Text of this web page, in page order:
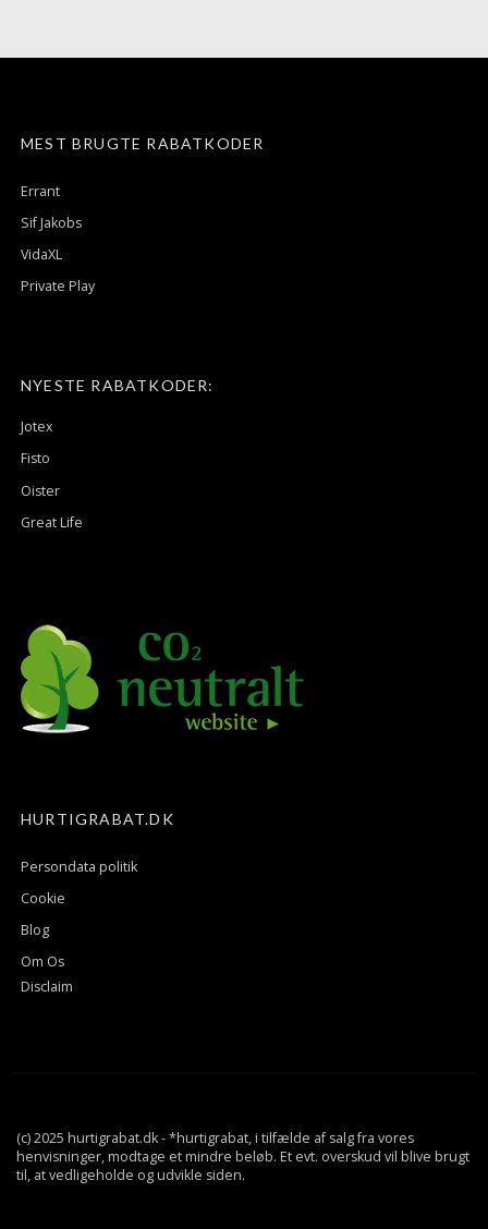
MEST BRUGTE RABATKODER
Errant
Sif Jakobs
VidaXL
Private Play
NYESTE RABATKODER:
Jotex
Fisto
Oister
Great Life
HURTIGRABAT.DK
Persondata politik
Cookie
Blog
Om Os
Disclaim
(c) 2025 hurtigrabat.dk - *hurtigrabat, i tilfælde af salg fra vores
henvisninger, modtage et mindre beløb. Et evt. overskud vil blive brugt
til, at vedligeholde og udvikle siden.